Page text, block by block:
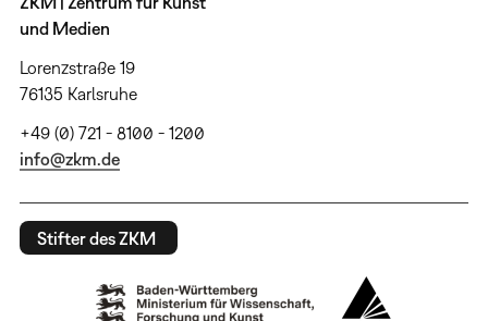
und Medien
Lorenzstraße 19
76135 Karlsruhe
+49 (0) 721 - 8100 - 1200
info@zkm.de
Stifter des ZKM